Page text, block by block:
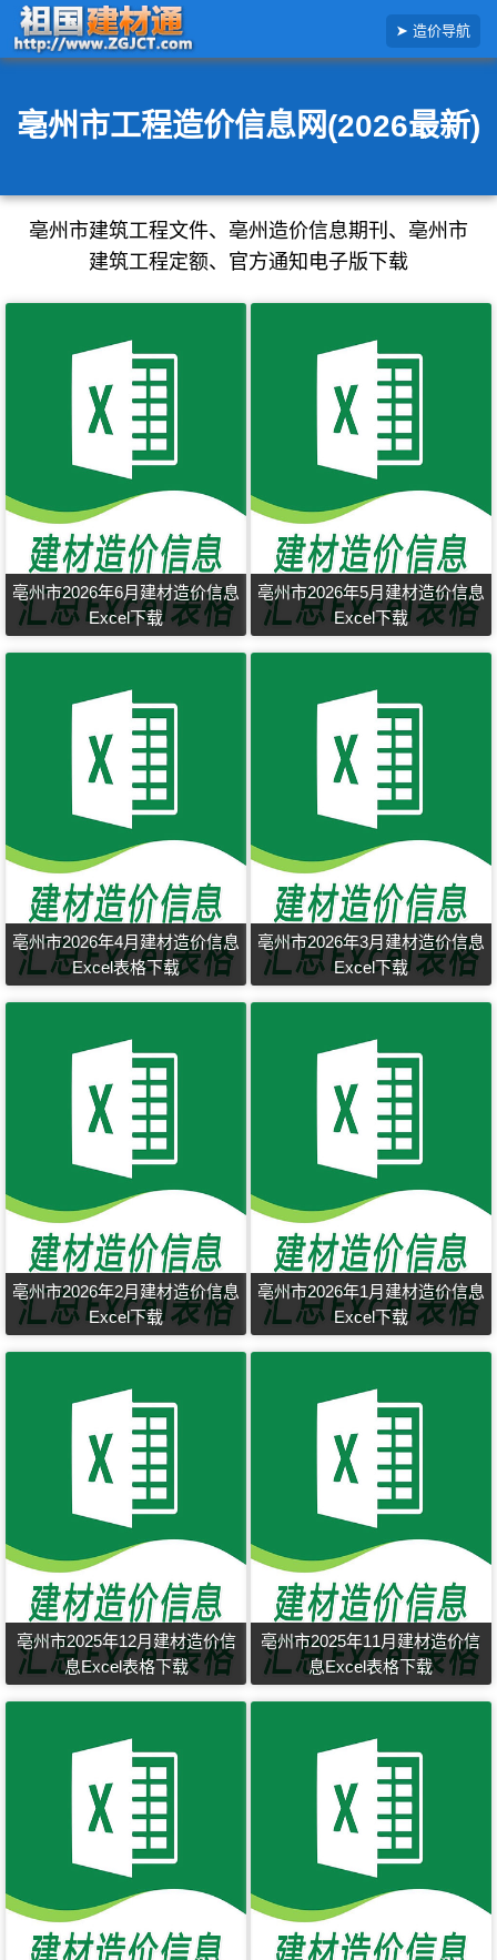
息
造价导航
亳州市工程造价信息网(2026最新)
亳州市建筑工程文件、亳州造价信息期刊、亳州市
建筑工程定额、官方通知电子版下载
亳州市2026年6月建材造价信息
Excel下载
亳州市2026年5月建材造价信息
Excel下载
亳州市2026年4月建材造价信息
Excel表格下载
亳州市2026年3月建材造价信息
Excel下载
亳州市2026年2月建材造价信息
Excel下载
亳州市2026年1月建材造价信息
Excel下载
亳州市2025年12月建材造价信
息Excel表格下载
亳州市2025年11月建材造价信
息Excel表格下载